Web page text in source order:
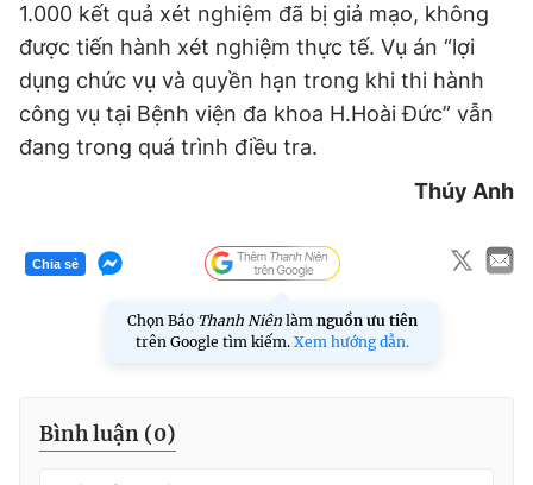
Đọc Thanh Niên trên điện thoại
Hotline
0906 645 777
Liên hệ quảng cáo
0908 780 404
Quảng cáo RSS Tòa soạn Chính sách bảo
Phó tổng biên tập: Lâm Hiếu Dũng
Phó tổng biên tập: Trần Việt Hưng
1.000 kết quả xét nghiệm đã bị giả mạo, không
được tiến hành xét nghiệm thực tế. Vụ án “lợi
dụng chức vụ và quyền hạn trong khi thi hành
công vụ tại Bệnh viện đa khoa H.Hoài Đức” vẫn
đang trong quá trình điều tra.
Thúy Anh
Chia sẻ
Chọn Báo Thanh Niên làm nguồn ưu tiên
trên Google tìm kiếm. Xem hướng dẫn.
Bình luận (0)